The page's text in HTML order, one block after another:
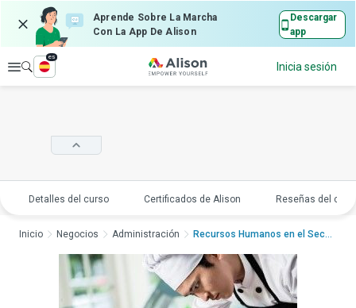
Aprende Sobre La Marcha
Con La App De Alison
Descargar
app
Explorar
es
Inicia sesión
Detalles del curso Certificados de Alison Reseñas del
Inicio Negocios Administración Recursos Humanos en el Sector d...